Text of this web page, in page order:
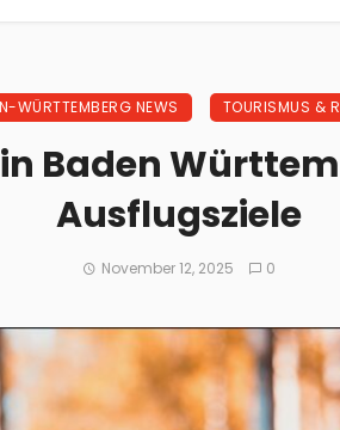
WÜRTTEMBERG NEWS TOURISMUS &
Baden
Ausflugsziele
November 12, 2025 0